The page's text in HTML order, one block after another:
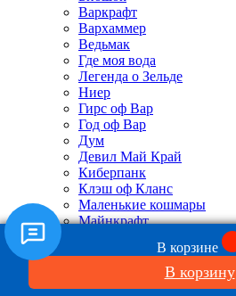
В корзине
В корзину
Варкрафт
Вархаммер
Ведьмак
Где моя вода
Легенда о Зельде
Ниер
Гирс оф Вар
Год оф Вар
Дум
Девил Май Край
Киберпанк
Клэш оф Кланс
Маленькие кошмары
Майнкрафт
Масс Эффект